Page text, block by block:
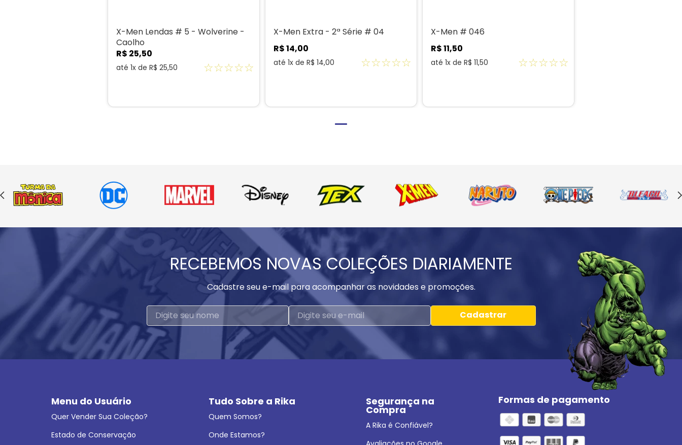
X-Men Lendas # 5 - Wolverine -
Caolho
R$ 25,50
até 1x de R$ 25,50 ☆☆☆☆☆
X-Men Extra - 2ª Série # 04
R$14,00
até 1x de R$ 14,00 ☆☆☆☆☆
X-Men # 046
R$11,50
até 1x de R$ 11,50 ☆☆☆☆☆
RECEBEMOS NOVAS COLEÇÕES DIARIAMENTE
Cadastre seu e-mail para acompanhar as novidades e promoções.
Cadastrar
Menu do Usuário
Quer Vender Sua Coleção?
Estado de Conservação
Tudo Sobre a Rika
Quem Somos?
Onde Estamos?
Segurança na
Compra
A Rika é Confiável?
Formas de pagamento